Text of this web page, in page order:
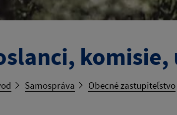
Samospráva Obecné zastupiteľstvo